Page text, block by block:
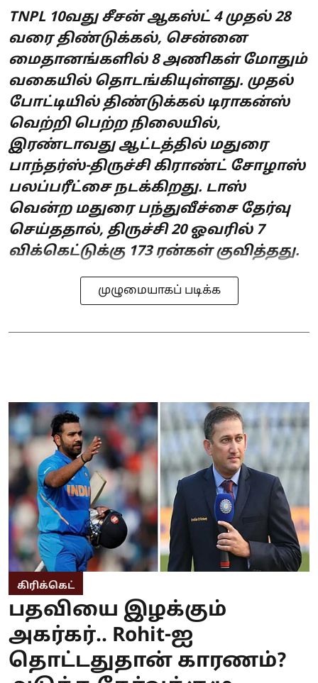
TNPL 10வது சீசன் ஆகஸ்ட் 4 முதல் 28
வரை திண்டுக்கல், சென்னை
மைதானங்களில் 8 அணிகள் மோதும்
வகையில் தொடங்கியுள்ளது. முதல்
போட்டியில் திண்டுக்கல் டிராகன்ஸ்
வெற்றி பெற்ற நிலையில்,
இரண்டாவது ஆட்டத்தில் மதுரை
பாந்தர்ஸ்-திருச்சி கிராண்ட் சோழாஸ்
பலப்பரீட்சை நடக்கிறது. டாஸ்
வென்ற மதுரை பந்துவீச்சை தேர்வு
செய்ததால், திருச்சி 20 ஓவரில் 7
விக்கெட்டுக்கு 173 ரன்கள் குவித்தது.
முழுமையாகப் படிக்க
கிரிக்கெட்
பதவியை இழக்கும்
அகர்கர்.. Rohit-ஐ
தொட்டதுதான் காரணம்?